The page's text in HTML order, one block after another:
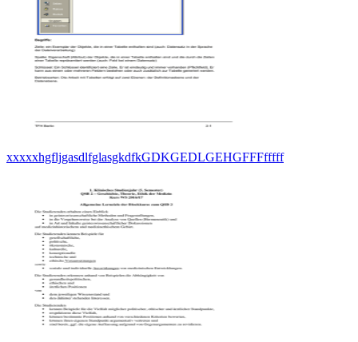
xxxxxhgfljgasdlfglasgkdfkGDKGEDLGEHGFFFfffff